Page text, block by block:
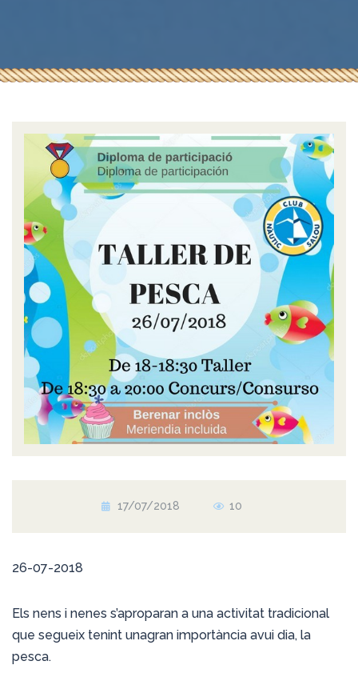
17/07/2018 10
26-07-2018
Els nens i nenes s’aproparan a una activitat tradicional
que segueix tenint unagran importància avui dia, la
pesca.